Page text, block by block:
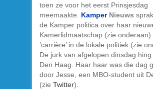
toen ze voor het eerst Prinsjesdag
meemaakte. Kamper Nieuws
de Kamper politica over haar
Kamerlidmaatschap (zie
’carrière’ in de lokale politiek (zie
De jurk van afgelopen dinsdag hing
Den Haag. Haar haar was die dag
door Jesse, een MBO-student uit
(zie Twitter).